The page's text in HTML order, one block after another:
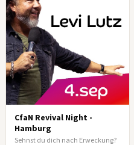
CfaN Revival Night -
Hamburg
Sehnst du dich nach Erweckung?